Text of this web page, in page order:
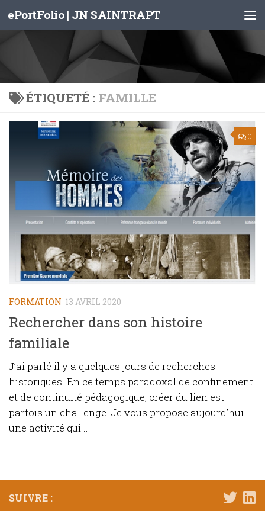
Skip to content
ePortFolio | JN SAINTRAPT
ÉTIQUETÉ : FAMILLE
0
FORMATION 13 AVRIL 2020
Rechercher dans son histoire
familiale
J’ai parlé il y a quelques jours de recherches
historiques. En ce temps paradoxal de confinement
et de continuité pédagogique, créer du lien est
parfois un challenge. Je vous propose aujourd’hui
une activité qui...
SUIVRE :